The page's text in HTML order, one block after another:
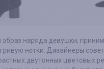
наряда девушки,
нотки. Дизайнеры
двутонных цветовых